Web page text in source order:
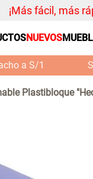
¡Más fácil, más
NUEVOS
a S/1
Plastibloque
Cojin
Alfombra